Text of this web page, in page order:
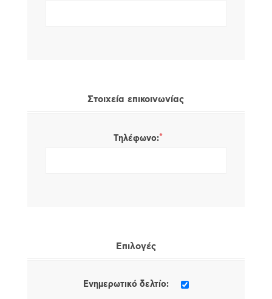
Στοιχεία επικοινωνίας
Τηλέφωνο:*
Επιλογές
Ενημερωτικό δελτίο: